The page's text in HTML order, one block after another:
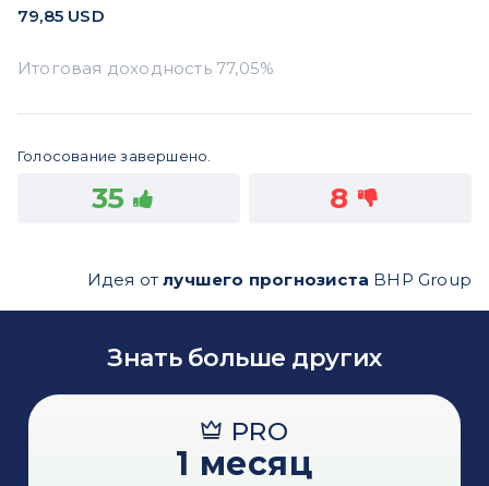
79,85 USD
Голосование завершено.
35 8
Идея отлучшего прогнозиста BHP Group
Знать больше других
PRO
1 месяц